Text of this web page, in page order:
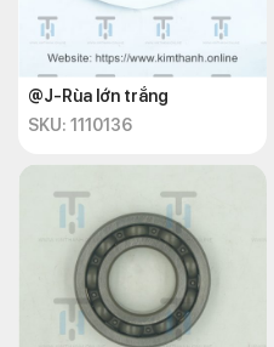
@J-Rùa lớn trắng
SKU: 1110136